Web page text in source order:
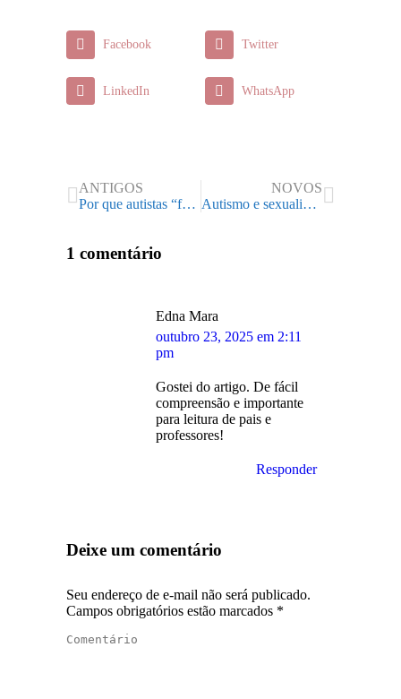
Facebook Twitter
LinkedIn WhatsApp
ANTIGOS
Por que autistas “falam sem pensar”?
NOVOS
Autismo e sexualidade: por que devemos falar sobre isso?
1 comentário
Edna Mara
disse:
outubro 23, 2025 em 2:11
pm
Gostei do artigo. De fácil
compreensão e importante
para leitura de pais e
professores!
Responder
Deixe um comentário
Seu endereço de e-mail não será publicado.
Campos obrigatórios estão marcados *
Comentário